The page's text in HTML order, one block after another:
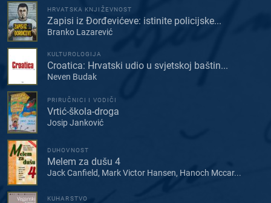
HRVATSKA KNJIŽEVNOST
Zapisi iz Đorđevićeve: istinite policijske...
Branko Lazarević
KULTUROLOGIJA
Croatica: Hrvatski udio u svjetskoj baštin...
Neven Budak
PRIRUČNICI I VODIČI
Vrtić-škola-droga
Josip Janković
DUHOVNOST
Melem za dušu 4
Jack Canfield, Mark Victor Hansen, Hanoch Mccar...
KUHARSTVO